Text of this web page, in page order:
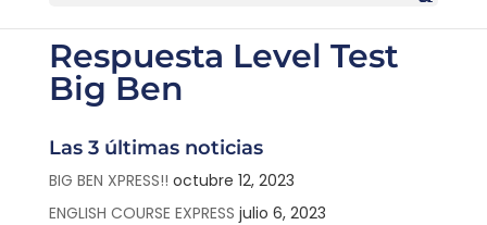
Respuesta Level Test
Big Ben
Las 3 últimas noticias
BIG BEN XPRESS!! octubre 12, 2023
ENGLISH COURSE EXPRESS julio 6, 2023